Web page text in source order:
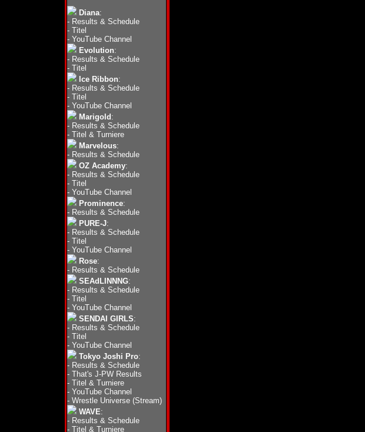
Diana:
- Results & Schedule
- Titel
- YouTube Channel
Evolution:
- Results & Schedule
- Titel
Ice Ribbon:
- Results & Schedule
- Titel
- YouTube Channel
Marigold :
- Results & Schedule
- Titel & Turniere
Marvelous:
- Results & Schedule
OZ Academy:
- Results & Schedule
- Titel
- YouTube Channel
Prominence:
- Results & Schedule
PURE-J:
- Results & Schedule
- Titel
- YouTube Channel
Rose:
- Results & Schedule
SEAdLINNNG:
- Results & Schedule
- Titel
- YouTube Channel
SENDAI GIRLS:
- Results & Schedule
- Titel
- YouTube Channel
Tokyo Joshi Pro:
- Results & Schedule
- That's J-PW Results
- Titel & Turniere
- YouTube Channel
- Wrestle Universe (Stream)
WAVE:
- Results & Schedule
- Titel & Turniere